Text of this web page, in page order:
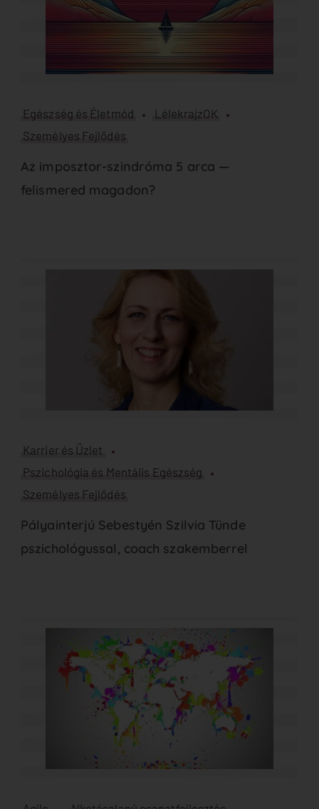
Egészség és Életmód
LélekrajzOK
Személyes Fejlődés
Az imposztor-szindróma 5 arca —
felismered magadon?
Karrier és Üzlet
Pszichológia és Mentális Egészség
Személyes Fejlődés
Pályainterjú Sebestyén Szilvia Tünde
pszichológussal, coach szakemberrel